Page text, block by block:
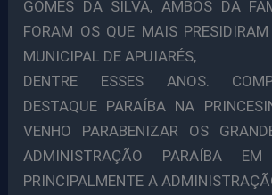
GOMES DA SILVA, AMBOS DA
FORAM OS QUE MAIS
MUNICIPAL DE APUIARÉS,
DENTRE ESSES ANOS.
DESTAQUE PARAÍBA NA
VENHO PARABENIZAR OS
ADMINISTRAÇÃO PARAÍBA EM
PRINCIPALMENTE A